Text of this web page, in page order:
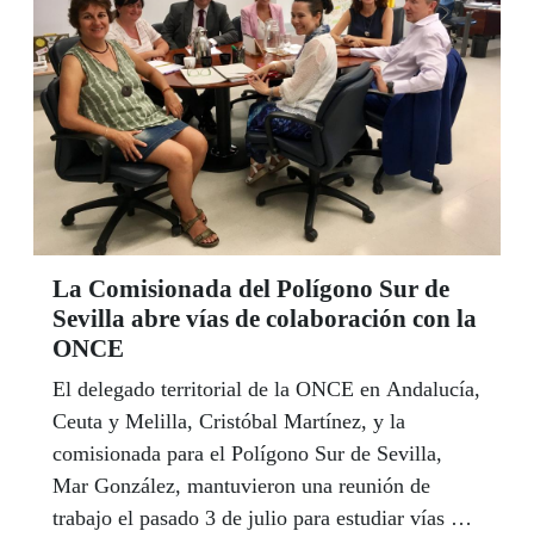
La Comisionada del Polígono Sur de
Sevilla abre vías de colaboración con la
ONCE
El delegado territorial de la ONCE en Andalucía,
Ceuta y Melilla, Cristóbal Martínez, y la
comisionada para el Polígono Sur de Sevilla,
Mar González, mantuvieron una reunión de
trabajo el pasado 3 de julio para estudiar vías de